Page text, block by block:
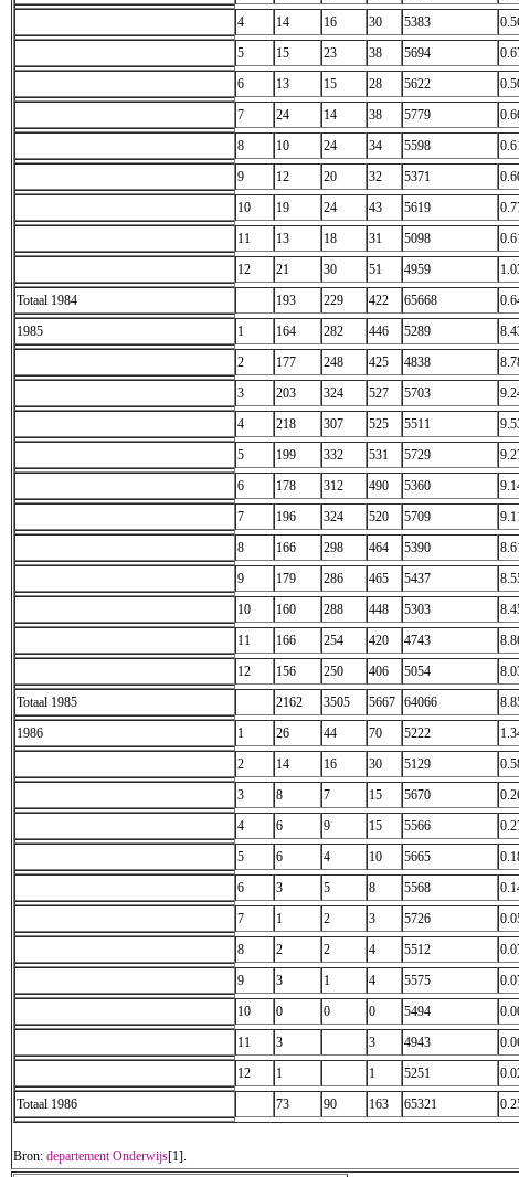
4
14 16 30 5383
5
15 23 38 5694
6
13 15 28 5622
7
24 14 38 5779
8
10 24 34 5598
9
12 20 32 5371
10
19 24 43 5619
11
13 18 31 5098
12
21 30 51 4959
Totaal 1984
193 229 422 65668
1985
1 164 282 446 5289
2
177 248 425 4838
3
203 324 527 5703
4
218 307 525 5511
5
199 332 531 5729
6
178 312 490 5360
7
196 324 520 5709
8
166 298 464 5390
9
179 286 465 5437
10
160 288 448 5303
11
166 254 420 4743
12
156 250 406 5054
Totaal 1985
2162 3505 5667 64066
1986
1 26 44 70 5222
2
14 16 30 5129
3
8 7 15 5670
4
6 9 15 5566
5
6 4 10 5665
6
3 5 8 5568
7
1 2 3 5726
8
2 2 4 5512
9
3 1 4 5575
10
0 0 0 5494
11
3 3 4943
12
1 1 5251
Totaal 1986
73 90 163 65321
Bron: departement Onderwijs[1].